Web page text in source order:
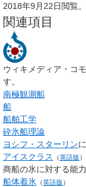
2018年9月22日閲覧。
関連項目
ウィキメディア・コモ
す。
南極観測船
船
船舶工学
砕氷船理論
ヨシフ・スターリン
アイスクラス
（英語版 ）
商船の氷に対する能力
船体着氷 （英語版 ）